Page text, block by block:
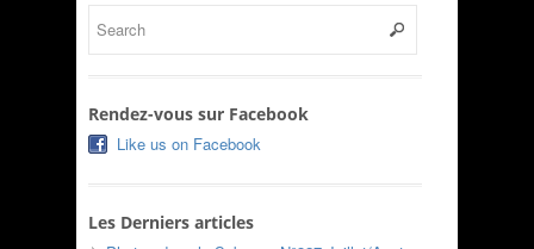
Rendez-vous sur Facebook
Like us on Facebook
Les Derniers articles